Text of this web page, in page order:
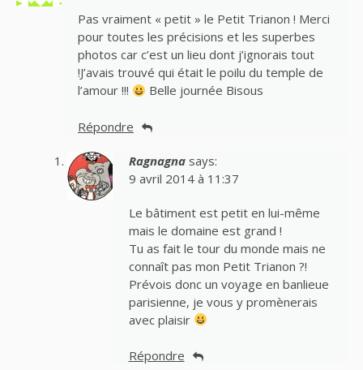
Pas vraiment « petit » le Petit Trianon ! Merci
pour toutes les précisions et les superbes
photos car c’est un lieu dont j’ignorais tout
!J’avais trouvé qui était le poilu du temple de
l’amour !!!
Belle journée Bisous
Répondre
Ragnagna says:
9 avril 2014 à 11:37
Le bâtiment est petit en lui-même
mais le domaine est grand !
Tu as fait le tour du monde mais ne
connaît pas mon Petit Trianon ?!
Prévois donc un voyage en banlieue
parisienne, je vous y promènerais
avec plaisir
Répondre